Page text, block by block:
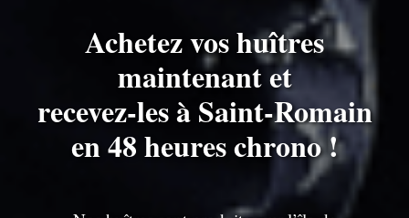
Achetez vos huîtres
maintenant et
recevez-les à Saint-Romain
en 48 heures chrono !